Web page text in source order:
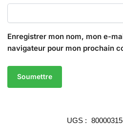
Enregistrer mon nom, mon e-
navigateur pour mon prochain
UGS :